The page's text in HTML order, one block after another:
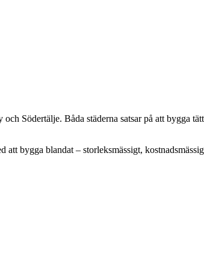
Södertälje. Båda städerna satsar på att bygga
bygga blandat – storleksmässigt,